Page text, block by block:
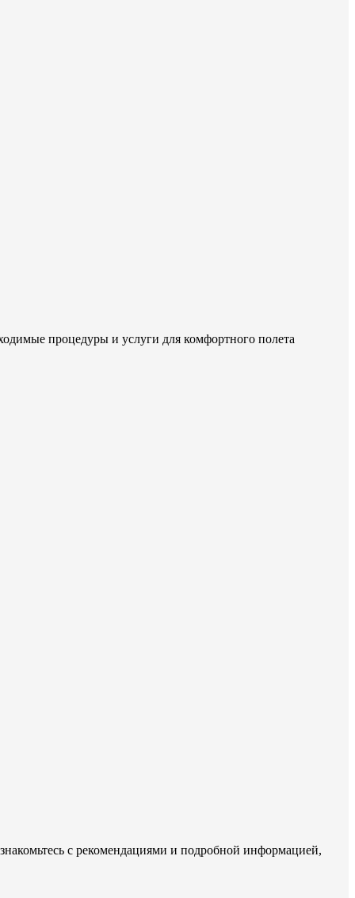
процедуры и услуги для комфортного полета
с рекомендациями и подробной информацией,